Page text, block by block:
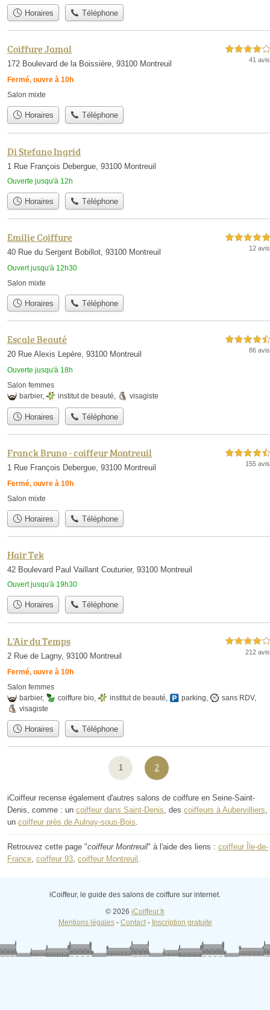
Horaires Téléphone
Coiffure Jamal
172 Boulevard de la Boissière, 93100 Montreuil
Fermé, ouvre à 10h
4,0 étoiles sur 5
41 avis
Salon mixte
Horaires Téléphone
Di Stefano Ingrid
1 Rue François Debergue, 93100 Montreuil
Ouverte jusqu'à 12h
Horaires Téléphone
Emilie Coiffure
40 Rue du Sergent Bobillot, 93100 Montreuil
Ouvert jusqu'à 12h30
5,0 étoiles sur 5
12 avis
Salon mixte
Horaires Téléphone
Escale Beauté
20 Rue Alexis Lepère, 93100 Montreuil
Ouverte jusqu'à 18h
4,5 étoiles sur 5
86 avis
Salon femmes
barbier, institut de beauté, visagiste
Horaires Téléphone
Franck Bruno - coiffeur Montreuil
1 Rue François Debergue, 93100 Montreuil
Fermé, ouvre à 10h
4,5 étoiles sur 5
155 avis
Salon mixte
Horaires Téléphone
Hair Tek
42 Boulevard Paul Vaillant Couturier, 93100 Montreuil
Ouvert jusqu'à 19h30
Horaires Téléphone
L'Air du Temps
2 Rue de Lagny, 93100 Montreuil
Fermé, ouvre à 10h
4,0 étoiles sur 5
212 avis
Salon femmes
barbier, coiffure bio institut de beauté parking sans RDV,
visagiste
Horaires Téléphone
1 2
iCoiffeur recense également d'autres salons de coiffure en Seine-Saint-
Denis, comme : un coiffeur dans Saint-Denis , des coiffeurs à Aubervilliers
un coiffeur près de Aulnay-sous-Bois
Retrouvez cette page "coiffeur Montreuil" à l'aide des liens : coiffeur Île-de-
France coiffeur 93 coiffeur Montreuil
iCoiffeur, le guide des salons de coiffure sur internet.
© 2026 iCoiffeur.fr
Mentions légales- Contact- Inscription gratuite